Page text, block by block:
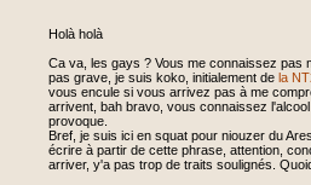
Holà holà
Ca va, les gays ? Vous me connaissez pas
pas grave, je suis koko, initialement de la
vous encule si vous arrivez pas à me
arrivent, bah bravo, vous connaissez
provoque.
Bref, je suis ici en squat pour niouzer du
écrire à partir de cette phrase, attention,
arriver, y'a pas trop de traits soulignés.